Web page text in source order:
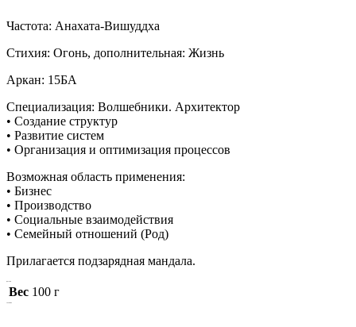
Частота: Анахата-Вишуддха
Стихия: Огонь, дополнительная: Жизнь
Аркан: 15БА
Специализация: Волшебники. Архитектор
• Создание структур
• Развитие систем
• Организация и оптимизация процессов
Возможная область применения:
• Бизнес
• Производство
• Социальные взаимодействия
• Семейный отношений (Род)
Прилагается подзарядная мандала.
Вес 100 г